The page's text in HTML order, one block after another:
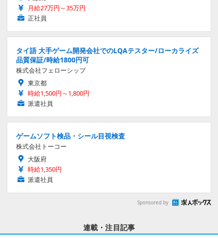
月給27万円～35万円
正社員
タイ語 大手ゲーム開発会社でのLQAテスター/ローカライズ
品質保証/時給1800円可
株式会社フェローシップ
東京都
時給1,500円～1,800円
派遣社員
ゲームソフト検品・シール目視検査
株式会社トーコー
大阪府
時給1,350円
派遣社員
Sponsored by
連載・注目記事